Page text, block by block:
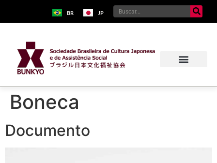
BR JP
Boneca
Documento